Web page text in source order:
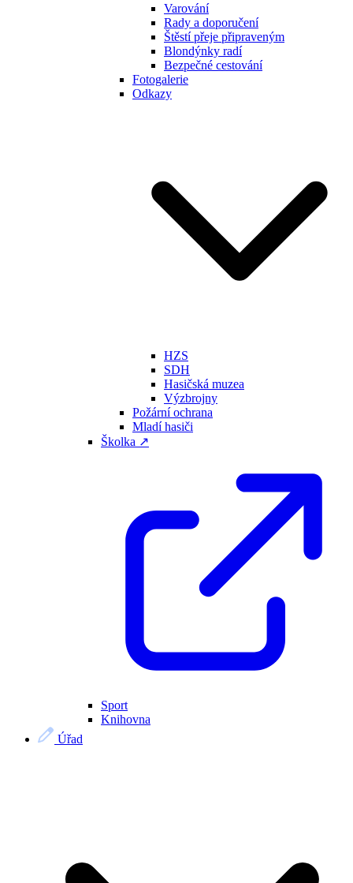
Varování
Rady a doporučení
Štěstí přeje připraveným
Blondýnky radí
Bezpečné cestování
Fotogalerie
Odkazy
HZS
SDH
Hasičská muzea
Výzbrojny
Požární ochrana
Mladí hasiči
Školka ↗
Sport
Knihovna
Úřad